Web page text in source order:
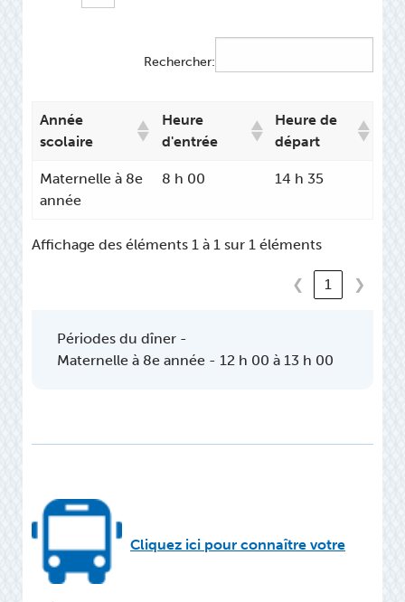
Rechercher:
Année
scolaire
Heure
d'entrée
Heure de
départ
Maternelle à 8e
année
8 h 00 14 h 35
Affichage des éléments 1 à 1 sur 1 éléments
❮ 1 ❯
Périodes du dîner -
Maternelle à 8e année - 12 h 00 à 13 h 00
Cliquez ici pour connaître votre